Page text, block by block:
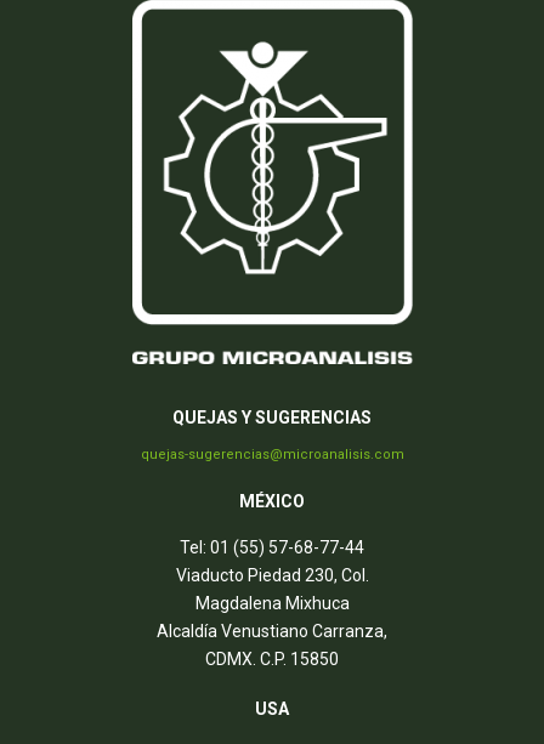
QUEJAS Y SUGERENCIAS
quejas-sugerencias@microanalisis.com
MÉXICO
Tel: 01 (55) 57-68-77-44
Viaducto Piedad 230, Col.
Magdalena Mixhuca
Alcaldía Venustiano Carranza,
CDMX. C.P. 15850
USA